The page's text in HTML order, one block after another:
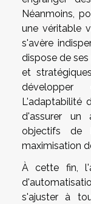
Néanmoins,
une véritable
s'avère
dispose de
et
L'adaptabilité
d'assurer un
objectifs de
maximisation
À cette fin,
s'ajuster à